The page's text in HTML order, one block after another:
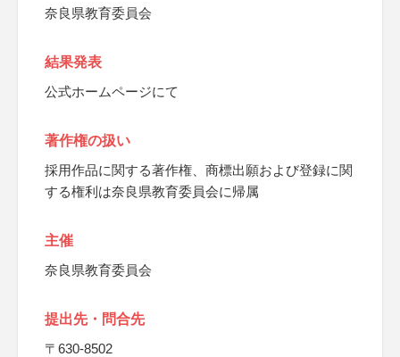
奈良県教育委員会
結果発表
公式ホームページにて
著作権の扱い
採用作品に関する著作権、商標出願および登録に関
する権利は奈良県教育委員会に帰属
主催
奈良県教育委員会
提出先・問合先
〒630-8502